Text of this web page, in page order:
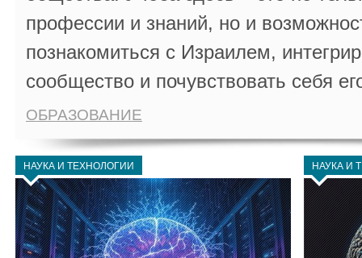
профессии и знаний, но и
познакомиться с Израилем,
сообщество и почувствовать себя
ОБРАЗОВАНИЕ
НАУКА И ТЕХНОЛОГИИ НАУКА И